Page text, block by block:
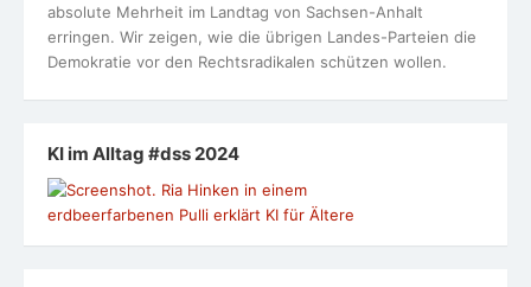
absolute Mehrheit im Landtag von Sachsen-Anhalt
erringen. Wir zeigen, wie die übrigen Landes-Parteien die
Demokratie vor den Rechtsradikalen schützen wollen.
KI im Alltag #dss 2024